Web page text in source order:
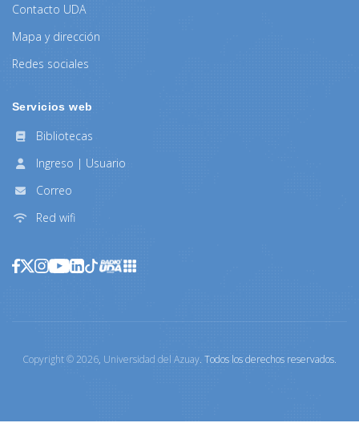
Contacto UDA
Mapa y dirección
Redes sociales
Servicios web
Bibliotecas
Ingreso | Usuario
Correo
Red wifi
Copyright ©2026, Universidad del Azuay. Todos los derechos reservados.